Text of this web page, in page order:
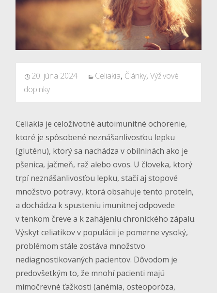
20. júna 2024 Celiakia, Články, Výživové
doplnky
Celiakia je celoživotné autoimunitné ochorenie,
ktoré je spôsobené neznášanlivosťou lepku
(gluténu), ktorý sa nachádza v obilninách ako je
pšenica, jačmeň, raž alebo ovos. U človeka, ktorý
trpí neznášanlivosťou lepku, stačí aj stopové
množstvo potravy, ktorá obsahuje tento proteín,
a dochádza k spusteniu imunitnej odpovede
v tenkom čreve a k zahájeniu chronického zápalu.
Výskyt celiatikov v populácii je pomerne vysoký,
problémom stále zostáva množstvo
nediagnostikovaných pacientov. Dôvodom je
predovšetkým to, že mnohí pacienti majú
mimočrevné ťažkosti (anémia, osteoporóza,